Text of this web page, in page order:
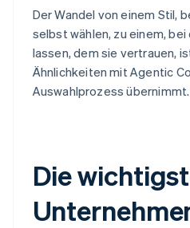
Der Wandel von einem Stil,
selbst wählen, zu einem,
lassen, dem sie vertrauen,
Ähnlichkeiten mit Agentic
Auswahlprozess übernimmt.
Die